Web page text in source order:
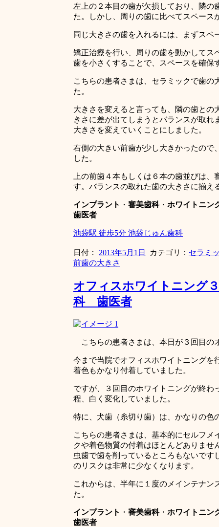
左上の２本目の歯が欠損しており、隣
た。しかし、周りの歯に比べてスペース
同じ大きさの歯を入れるには、まずスペ
矯正治療を行い、周りの歯を動かしてス
歯を小さくすることで、スペースを確保
こちらの患者さまは、セラミックで歯
た。
大きさを変えると言っても、隣の歯と
きさに差が出てしまうとバランスが取
大きさを変えていくことにしました。
右側の大きい前歯が少し大きかったので
した。
上の前歯４本もしくは６本の歯並びは
す。バランスの取れた歯の大きさに揃え
インプラント ・ 審美歯科・ ホワイトニン
歯医者
池袋駅 徒歩5分 池袋じゅん歯科
日付： 2013年5月1日 カテゴリ： セラミ
前歯の大きさ
オフィスホワイトニン
科 歯医者
こちらの患者さまは、本日が３回目の
今まで当院でオフィスホワイトニングを
着色もかなり付着していました。
ですが、３回目のホワイトニングが終
程、白く変化していました。
特に、犬歯（糸切り歯）は、かなりの色
こちらの患者さまは、基本的にセルフ
クや着色物質の付着はほとんどありませ
虫歯で歯を削っているところもないで
のリスクは非常に少なくなります。
これからは、半年に１度のメインテナ
た。
インプラント ・ 審美歯科・ ホワイトニン
歯医者